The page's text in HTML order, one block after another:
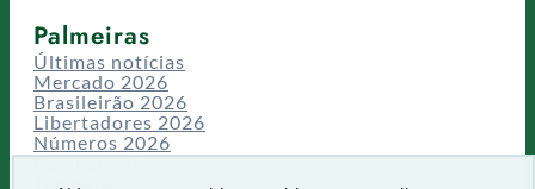
Palmeiras
Últimas notícias
Mercado 2026
Brasileirão 2026
Libertadores 2026
Números 2026
Campeonatos
Temporadas